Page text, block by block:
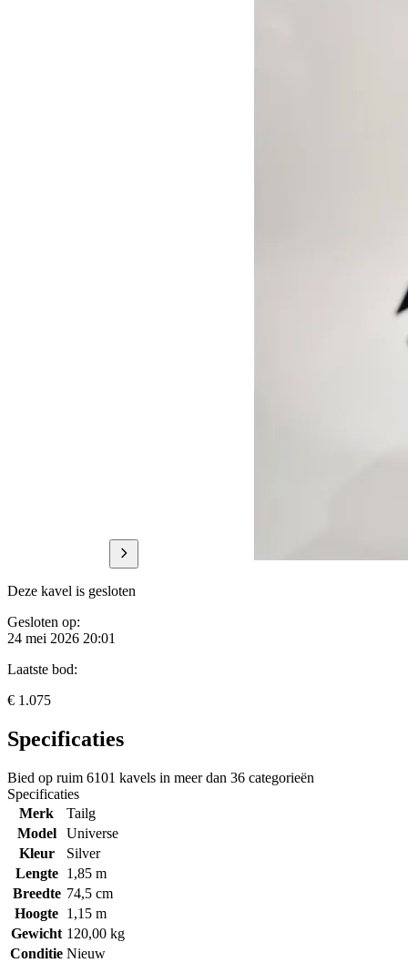
Deze kavel is gesloten
Gesloten op:
24 mei 2026 20:01
Laatste bod:
€ 1.075
Specificaties
Bied op ruim 6101 kavels in meer dan 36 categorieën
Specificaties
Merk
Tailg
Model
Universe
Kleur
Silver
Lengte
1,85 m
Breedte 74,5 cm
Hoogte 1,15 m
Gewicht 120,00 kg
Conditie Nieuw